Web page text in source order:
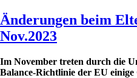
Änderungen beim
Nov.2023
Im November treten durch die
Balance-Richtlinie der EU